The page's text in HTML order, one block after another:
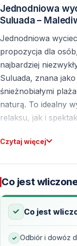
Jednodniowa
Suluada –
Jednodniowa
propozycja dla
najbardziej
Suluada, znana
śnieżnobiałymi
naturą. To idealny
relaksu, jak i
Czym jest
w pobliżu Adrasan,
pochodzi od słów
nawiązuje do
znajdujących się
jasnoturkusowe
Czytaj więcej
Co jest
Co jest
Odbiór i dowóz